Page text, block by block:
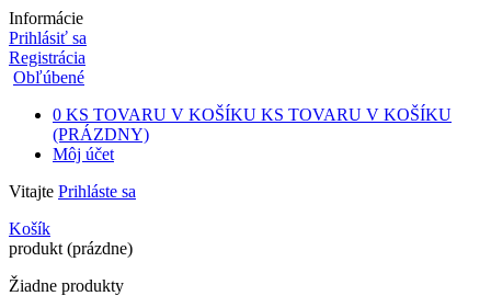
Informácie
Prihlásiť sa
Registrácia
Obľúbené
0 KS TOVARU V KOŠÍKU KS TOVARU V KOŠÍKU
(PRÁZDNY)
Môj účet
Vitajte Prihláste sa
Košík
produkt (prázdne)
Žiadne produkty